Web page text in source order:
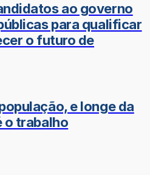
ao governo
para qualificar
o futuro de
e longe da
o trabalho